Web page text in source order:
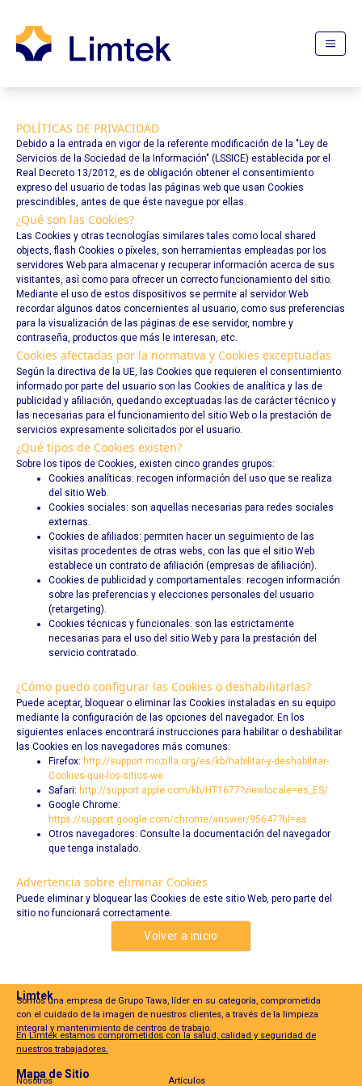
POLÍTICAS DE PRIVACIDAD
Debido a la entrada en vigor de la referente modificación de la "Ley de
Servicios de la Sociedad de la Información" (LSSICE) establecida por el
Real Decreto 13/2012, es de obligación obtener el consentimiento
expreso del usuario de todas las páginas web que usan Cookies
prescindibles, antes de que éste navegue por ellas.
¿Qué son las Cookies?
Las Cookies y otras tecnologías similares tales como local shared
objects, flash Cookies o píxeles, son herramientas empleadas por los
servidores Web para almacenar y recuperar información acerca de sus
visitantes, así como para ofrecer un correcto funcionamiento del sitio.
Mediante el uso de estos dispositivos se permite al servidor Web
recordar algunos datos concernientes al usuario, como sus preferencias
para la visualización de las páginas de ese servidor, nombre y
contraseña, productos que más le interesan, etc.
Cookies afectadas por la normativa y Cookies exceptuadas
Según la directiva de la UE, las Cookies que requieren el consentimiento
informado por parte del usuario son las Cookies de analítica y las de
publicidad y afiliación, quedando exceptuadas las de carácter técnico y
las necesarias para el funcionamiento del sitio Web o la prestación de
servicios expresamente solicitados por el usuario.
¿Qué tipos de Cookies existen?
Sobre los tipos de Cookies, existen cinco grandes grupos:
Cookies analíticas: recogen información del uso que se realiza
del sitio Web.
Cookies sociales: son aquellas necesarias para redes sociales
externas.
Cookies de afiliados: permiten hacer un seguimiento de las
visitas procedentes de otras webs, con las que el sitio Web
establece un contrato de afiliación (empresas de afiliación).
Cookies de publicidad y comportamentales: recogen información
sobre las preferencias y elecciones personales del usuario
(retargeting).
Cookies técnicas y funcionales: son las estrictamente
necesarias para el uso del sitio Web y para la prestación del
servicio contratado.
¿Cómo puedo configurar las Cookies o deshabilitarlas?
Puede aceptar, bloquear o eliminar las Cookies instaladas en su equipo
mediante la configuración de las opciones del navegador. En los
siguientes enlaces encontrará instrucciones para habilitar o deshabilitar
las Cookies en los navegadores más comunes:
Firefox: http://support.mozilla.org/es/kb/habilitar-y-deshabilitar-
Cookies-que-los-sitios-we
Safari: http://support.apple.com/kb/HT1677?viewlocale=es_ES/
Google Chrome:
https://support.google.com/chrome/answer/95647?hl=es
Otros navegadores: Consulte la documentación del navegador
que tenga instalado.
Advertencia sobre eliminar Cookies
Puede eliminar y bloquear las Cookies de este sitio Web, pero parte del
sitio no funcionará correctamente.
Volver a inicio
Limtek
Somos una empresa de Grupo Tawa, líder en su categoría, comprometida
con el cuidado de la imagen de nuestros clientes, a través de la limpieza
integral y mantenimiento de centros de trabajo.
En Limtek estamos comprometidos con la salud, calidad y seguridad de
nuestros trabajadores.
Mapa de Sitio
Nosotros Artículos